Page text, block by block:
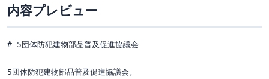
内容プレビュー
# 5団体防犯建物部品普及促進協議会
5団体防犯建物部品普及促進協議会。